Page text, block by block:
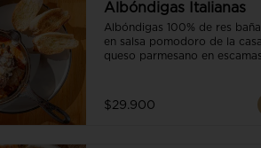
Albóndigas Italianas
Albóndigas 100% de res
en salsa pomodoro de la casa,
queso parmesano en escamas,
$29.900